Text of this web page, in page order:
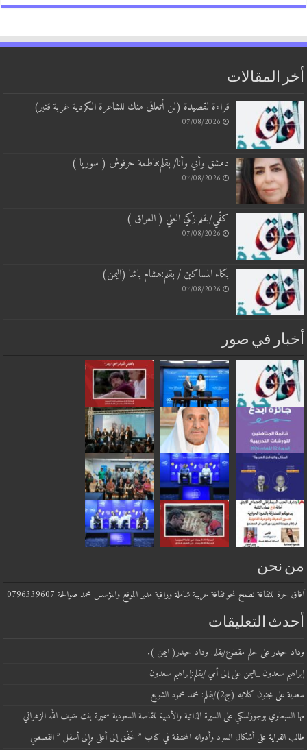
أخر المقالات
قراءة لقصيدة (لن أتعافى منك للشاعرة الكردية غربة قنبر)
07/08/2026
دمشق وأبي وأنا/ بقلم:فاطمة حرفوش ( سوريا )
07/08/2026
كفّي/بقلم:زكي العلي ( العراق )
07/08/2026
بكاء المساكين / بقلم:هشام باشا (اليمن)
07/08/2026
أخبار في صور
من نحن
آفاق حرة للثقافة نطمح نحو ثقافة عربية شاملة وراقية مدير الموقع والمؤسس محمد صوالحة 0796339607
أحدث التعليقات
وداد حيدرعلى حلم مقطوع/بقلم: وداد حيدر( اليمن ).
إبراهيم سعدون _اليمن علىإلى أمي /بقلم:إبراهيم سعدون
سعدية علىمجنون كلابه (ج2)/بقلم: محمد محمود الشويع
مها السبعاوي بوجوزلسكي علىالسيرة الذاتية والأدبية للقاصة السعودية سميرة بنت ضيف الله الزهراني
طالب الفراية علىأشكال السرد وأدواته المختلفة في كتاب ” خَفْق إلى أعلى وإلى أسفل ” القصصي